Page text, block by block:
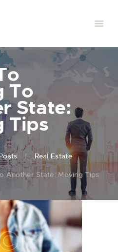
To
State:
Tips
Real Estate
Another State: Moving Tips